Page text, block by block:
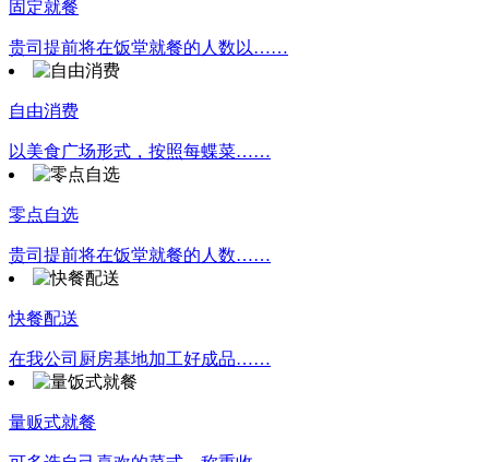
固定就餐
贵司提前将在饭堂就餐的人数以……
自由消费
以美食广场形式，按照每蝶菜……
零点自选
贵司提前将在饭堂就餐的人数……
快餐配送
在我公司厨房基地加工好成品……
量贩式就餐